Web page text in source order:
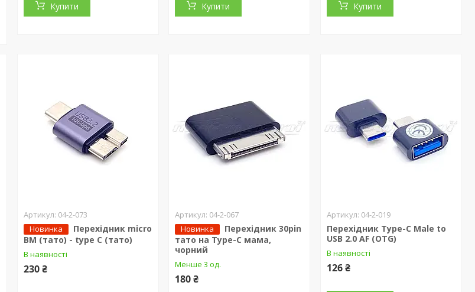
Купити Купити Купити
04-2-073
Новинка
Перехідник micro
BM (тато) - type C (тато)
В наявності
230 ₴
04-2-067
Новинка
Перехідник 30pin
тато на Type-C мама,
чорний
Менше 3 од.
180 ₴
04-2-019
Перехідник Type-C Male to
USB 2.0 АF (OTG)
В наявності
126 ₴